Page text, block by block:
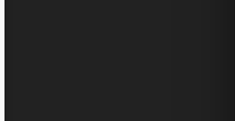
Sketchbook5, 스